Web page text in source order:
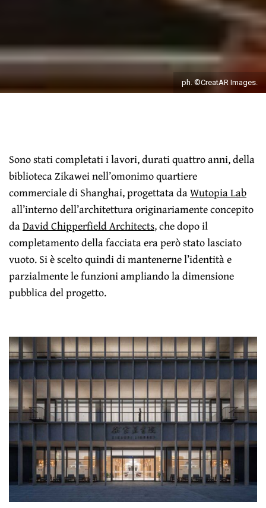
ph. ©CreatAR Images.
Sono stati completati i lavori, durati quattro anni, della
biblioteca Zikawei nell’omonimo quartiere
commerciale di Shanghai, progettata daWutopia Lab
all’interno dell’architettura originariamente concepito
daDavid Chipperfield Architects, che dopo il
completamento della facciata era però stato lasciato
vuoto. Si è scelto quindi di mantenerne l’identità e
parzialmente le funzioni ampliando la dimensione
pubblica del progetto.